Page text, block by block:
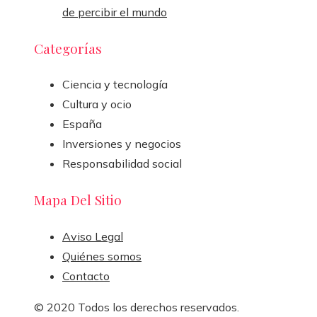
de percibir el mundo
Categorías
Ciencia y tecnología
Cultura y ocio
España
Inversiones y negocios
Responsabilidad social
Mapa Del Sitio
Aviso Legal
Quiénes somos
Contacto
© 2020 Todos los derechos reservados.